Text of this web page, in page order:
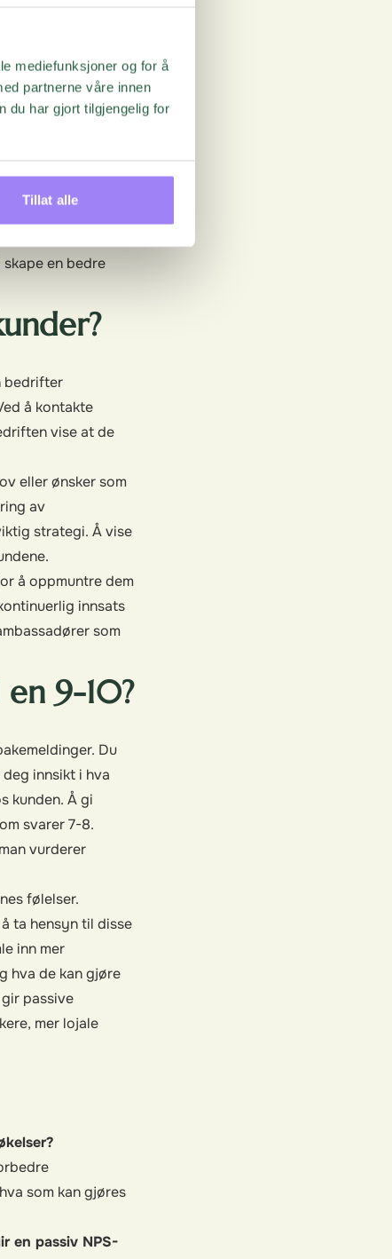
mediefunksjoner og for å
partnerne våre innen
du har gjort tilgjengelig for
Tillat alle
til
fordi de ikke
med en passiv
men
til deres
en bedre
bedrifter
å kontakte
vise at de
eller ønsker som
av
strategi. Å vise
å oppmuntre dem
innsats
som
9-10?
Du
innsikt i hva
kunden. Å gi
svarer 7-8.
vurderer
følelser.
ta hensyn til disse
inn mer
hva de kan gjøre
passive
mer lojale
som kan gjøres
en passiv NPS-